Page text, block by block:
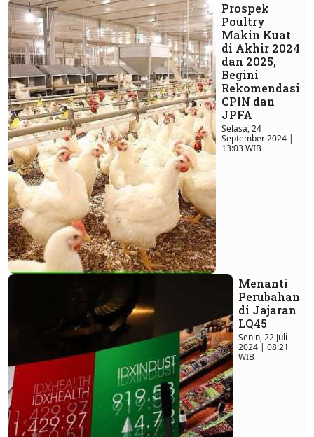
Prospek
Poultry
Makin Kuat
di Akhir 2024
dan 2025,
Begini
Rekomendasi
CPIN dan
JPFA
Selasa, 24
September 2024 |
13:03 WIB
Menanti
Perubahan
di Jajaran
LQ45
Senin, 22 Juli
2024 | 08:21
WIB